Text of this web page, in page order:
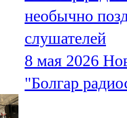
71,51 FM
Кукмара
107,9 FM
необычно
слушателей
8 мая 2026
"Болгар